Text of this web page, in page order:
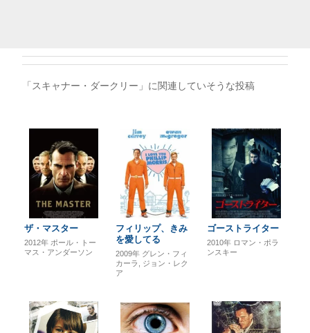
「スキャナー・ダークリー」に関連していそうな投稿
ザ・マスター
2012年 ポール・トー
マス・アンダーソン
フィリップ、きみ
を愛してる
2009年 グレン・フィ
カーラ
ジョン・レク
ア
ゴーストライター
2010年 ロマン・ポラ
ンスキー